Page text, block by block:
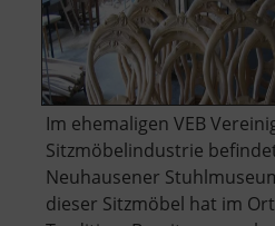
Im ehemaligen VEB
Sitzmöbelindustrie
Neuhausener
dieser Sitzmöbel hat im